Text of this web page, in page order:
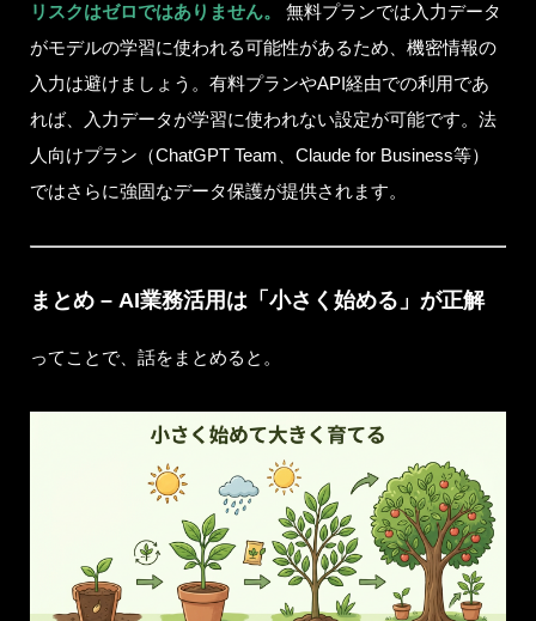
リスクはゼロではありません。
無料プランでは入力データ
がモデルの学習に使われる可能性があるため、機密情報の
入力は避けましょう。有料プランやAPI経由での利用であ
れば、入力データが学習に使われない設定が可能です。法
人向けプラン（ChatGPT Team、Claude for Business等）
ではさらに強固なデータ保護が提供されます。
まとめ – AI業務活用は「小さく始める」が正解
ってことで、話をまとめると。